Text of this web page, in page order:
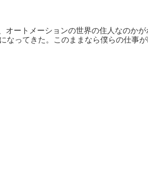
オートメーションの世界の住人なのかが
なってきた。このままなら僕らの仕事